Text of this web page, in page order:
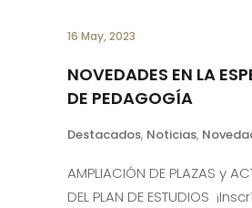
16 May, 2023
NOVEDADES EN LA
DE PEDAGOGÍA
Destacados, Noticias,
AMPLIACIÓN DE PLAZAS y
DEL PLAN DE ESTUDIOS